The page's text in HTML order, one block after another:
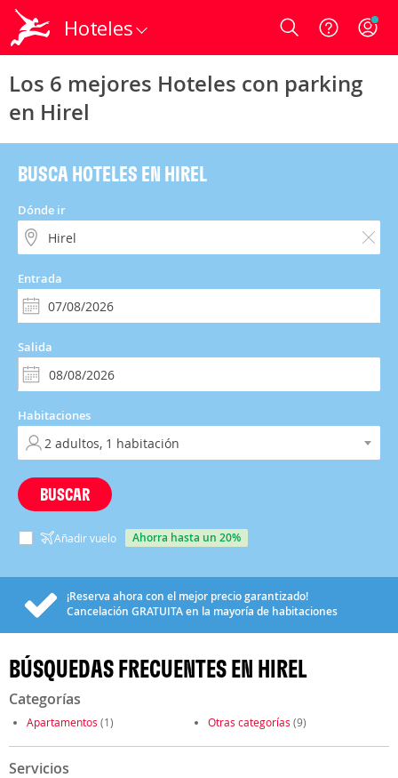
Hoteles Login
Los 6 mejores Hoteles con parking
en Hirel
BUSCA HOTELES EN HIREL
Dónde ir
Entrada
Salida
Habitaciones
BUSCAR
Añadir vuelo ahorra hasta un 20%
¡Reserva ahora con el mejor precio garantizado!
Cancelación GRATUITAen la mayoría de habitaciones
BÚSQUEDAS FRECUENTES EN HIREL
Categorías
Apartamentos (1) Otras categorías (9)
Servicios